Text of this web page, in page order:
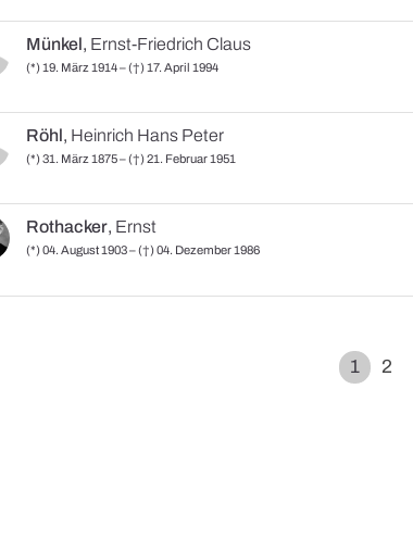
Münkel, Ernst-Friedrich Claus
(*) 19. März 1914 – (†) 17. April 1994
Röhl, Heinrich Hans Peter
(*) 31. März 1875 – (†) 21. Februar 1951
Rothacker, Ernst
(*) 04. August 1903 – (†) 04. Dezember 1986
1 2